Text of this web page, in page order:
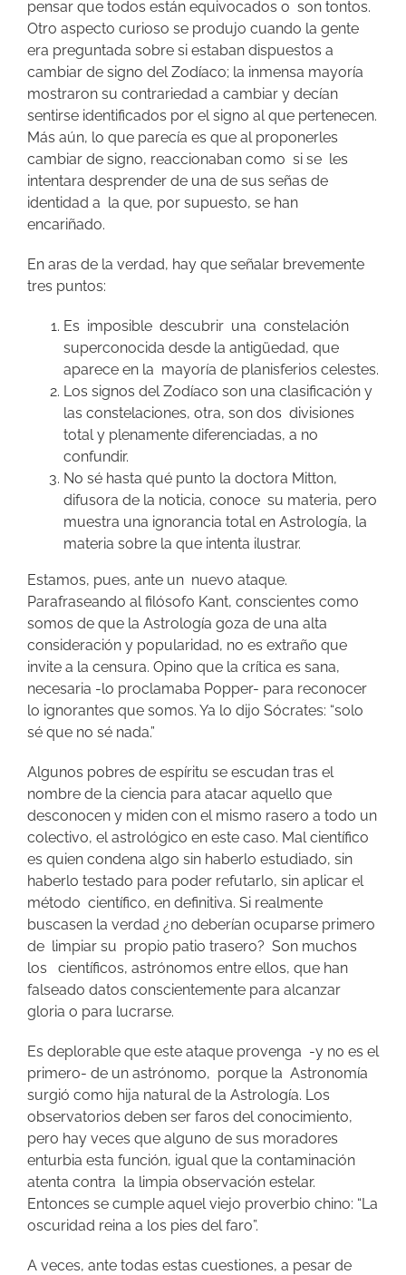
pensar que todos están equivocados o son tontos.
Otro aspecto curioso se produjo cuando la gente
era preguntada sobre si estaban dispuestos a
cambiar de signo del Zodíaco; la inmensa mayoría
mostraron su contrariedad a cambiar y decían
sentirse identificados por el signo al que pertenecen.
Más aún, lo que parecía es que al proponerles
cambiar de signo, reaccionaban como si se les
intentara desprender de una de sus señas de
identidad a la que, por supuesto, se han
encariñado.
En aras de la verdad, hay que señalar brevemente
tres puntos:
Es imposible descubrir una constelación
superconocida desde la antigüedad, que
aparece en la mayoría de planisferios celestes.
Los signos del Zodíaco son una clasificación y
las constelaciones, otra, son dos divisiones
total y plenamente diferenciadas, a no
confundir.
No sé hasta qué punto la doctora Mitton,
difusora de la noticia, conoce su materia, pero
muestra una ignorancia total en Astrología, la
materia sobre la que intenta ilustrar.
Estamos, pues, ante un nuevo ataque.
Parafraseando al filósofo Kant, conscientes como
somos de que la Astrología goza de una alta
consideración y popularidad, no es extraño que
invite a la censura. Opino que la crítica es sana,
necesaria -lo proclamaba Popper- para reconocer
lo ignorantes que somos. Ya lo dijo Sócrates: “solo
sé que no sé nada.”
Algunos pobres de espíritu se escudan tras el
nombre de la ciencia para atacar aquello que
desconocen y miden con el mismo rasero a todo un
colectivo, el astrológico en este caso. Mal científico
es quien condena algo sin haberlo estudiado, sin
haberlo testado para poder refutarlo, sin aplicar el
método científico, en definitiva. Si realmente
buscasen la verdad ¿no deberían ocuparse primero
de limpiar su propio patio trasero? Son muchos
los científicos, astrónomos entre ellos, que han
falseado datos conscientemente para alcanzar
gloria o para lucrarse.
Es deplorable que este ataque provenga -y no es el
primero- de un astrónomo, porque la Astronomía
surgió como hija natural de la Astrología. Los
observatorios deben ser faros del conocimiento,
pero hay veces que alguno de sus moradores
enturbia esta función, igual que la contaminación
atenta contra la limpia observación estelar.
Entonces se cumple aquel viejo proverbio chino: “La
oscuridad reina a los pies del faro”.
A veces, ante todas estas cuestiones, a pesar de